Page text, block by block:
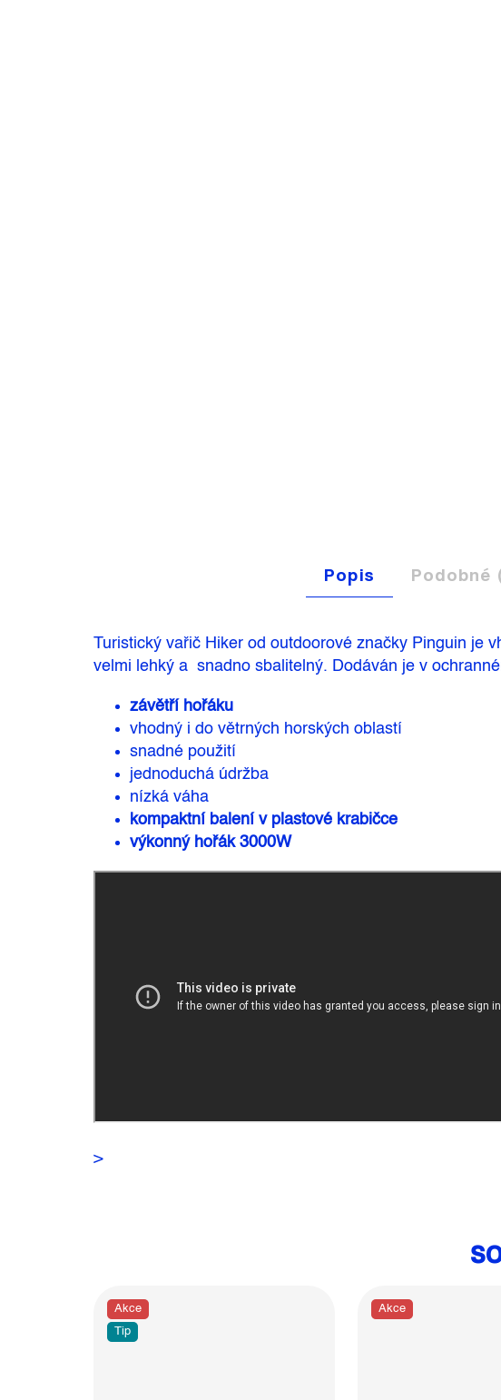
Akce
Tip
Akce
Popis Podobné
Turistický vařič Hiker od outdoorové značky Pinguin je
velmi lehký a snadno sbalitelný. Dodáván je v
závětří hořáku
vhodný i do větrných horských oblastí
snadné použití
jednoduchá údržba
nízká váha
kompaktní balení v plastové krabičce
výkonný hořák 3000W
>